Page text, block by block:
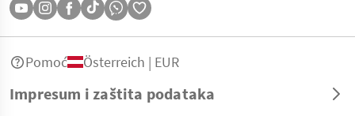
Impresum i zaštita podataka
Pomoć Österreich | EUR